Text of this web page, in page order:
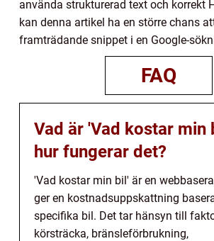
använda strukturerad text och korrekt
kan denna artikel ha en större chans
framträdande snippet i en Google-
FAQ
Vad är 'Vad kostar min
hur fungerar det?
'Vad kostar min bil' är en
ger en kostnadsuppskattning
specifika bil. Det tar hänsyn till
körsträcka, bränsleförbrukning,